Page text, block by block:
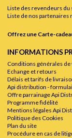
Liste des revendeurs du
Liste de nos
Offrez une Carte-
INFORMATIONS
Conditions générales de
Echange et retours
Délais et tarifs de
Api distribution -
Offre parrainage Api
Programme fidélité
Mentions légales Api
Politique des Cookies
Plan du site
Procédure en cas de